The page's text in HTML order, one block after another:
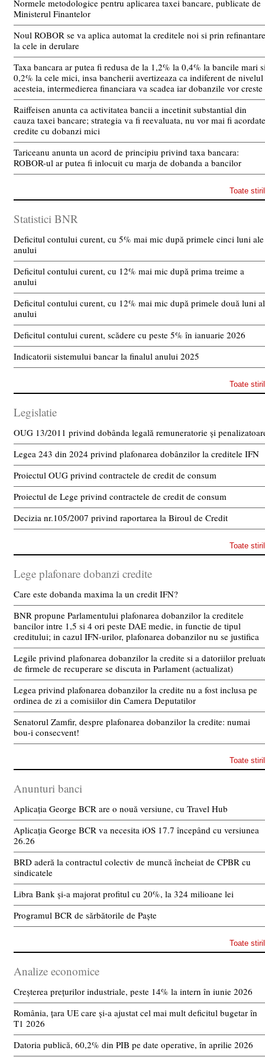
Normele metodologice pentru aplicarea taxei bancare, publicate de
Ministerul Finantelor
Noul ROBOR se va aplica automat la creditele noi si prin refinantare
la cele in derulare
Taxa bancara ar putea fi redusa de la 1,2% la 0,4% la bancile mari
0,2% la cele mici, insa bancherii avertizeaza ca indiferent de nivelul
acesteia, intermedierea financiara va scadea iar dobanzile vor creste
Raiffeisen anunta ca activitatea bancii a incetinit substantial din
cauza taxei bancare; strategia va fi reevaluata, nu vor mai fi acordate
credite cu dobanzi mici
Tariceanu anunta un acord de principiu privind taxa bancara:
ROBOR-ul ar putea fi inlocuit cu marja de dobanda a bancilor
Toate
Statistici BNR
Deficitul contului curent, cu 5% mai mic după primele cinci luni ale
anului
Deficitul contului curent, cu 12% mai mic după prima treime a
anului
Deficitul contului curent, cu 12% mai mic după primele două luni
anului
Deficitul contului curent, scădere cu peste 5% în ianuarie 2026
Indicatorii sistemului bancar la finalul anului 2025
Toate
Legislatie
OUG 13/2011 privind dobânda legală remuneratorie și
Legea 243 din 2024 privind plafonarea dobânzilor la creditele IFN
Proiectul OUG privind contractele de credit de consum
Proiectul de Lege privind contractele de credit de consum
Decizia nr.105/2007 privind raportarea la Biroul de Credit
Toate
Lege plafonare dobanzi credite
Care este dobanda maxima la un credit IFN?
BNR propune Parlamentului plafonarea dobanzilor la creditele
bancilor intre 1,5 si 4 ori peste DAE medie, in functie de tipul
creditului; in cazul IFN-urilor, plafonarea dobanzilor nu se justifica
Legile privind plafonarea dobanzilor la credite si a datoriilor
de firmele de recuperare se discuta in Parlament (actualizat)
Legea privind plafonarea dobanzilor la credite nu a fost inclusa pe
ordinea de zi a comisiilor din Camera Deputatilor
Senatorul Zamfir, despre plafonarea dobanzilor la credite: numai
bou-i consecvent!
Toate
Anunturi banci
Aplicația George BCR are o nouă versiune, cu Travel Hub
Aplicația George BCR va necesita iOS 17.7 începând cu versiunea
26.26
BRD aderă la contractul colectiv de muncă încheiat de CPBR cu
sindicatele
Libra Bank și-a majorat profitul cu 20%, la 324 milioane lei
Programul BCR de sărbătorile de Paște
Toate
Analize economice
Creșterea prețurilor industriale, peste 14% la intern în iunie 2026
România, țara UE care și-a ajustat cel mai mult deficitul bugetar în
T1 2026
Datoria publică, 60,2% din PIB pe date operative, în aprilie 2026